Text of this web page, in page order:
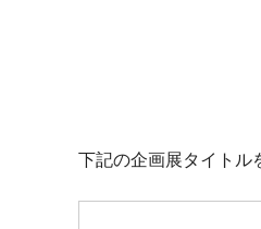
下記の企画展タイトル